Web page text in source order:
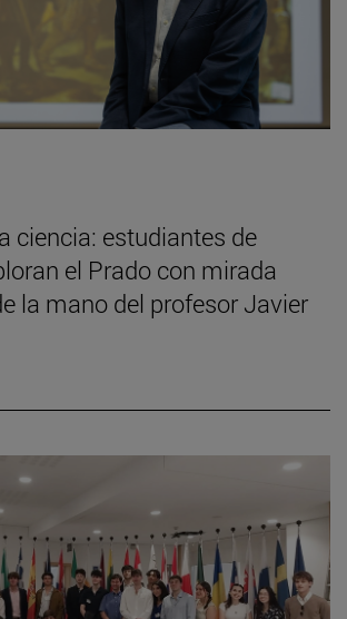
ciencia: estudiantes de
el Prado con mirada
la mano del profesor Javier